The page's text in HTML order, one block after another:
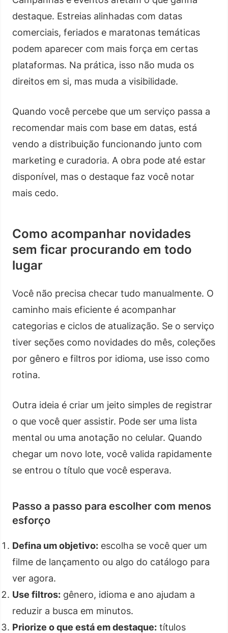
destaque. Estreias alinhadas com datas
comerciais, feriados e maratonas temáticas
podem aparecer com mais força em certas
plataformas. Na prática, isso não muda os
direitos em si, mas muda a visibilidade.
Quando você percebe que um serviço passa a
recomendar mais com base em datas, está
vendo a distribuição funcionando junto com
marketing e curadoria. A obra pode até estar
disponível, mas o destaque faz você notar
mais cedo.
Como acompanhar novidades
sem ficar procurando em todo
lugar
Você não precisa checar tudo manualmente. O
caminho mais eficiente é acompanhar
categorias e ciclos de atualização. Se o serviço
tiver seções como novidades do mês, coleções
por gênero e filtros por idioma, use isso como
rotina.
Outra ideia é criar um jeito simples de registrar
o que você quer assistir. Pode ser uma lista
mental ou uma anotação no celular. Quando
chegar um novo lote, você valida rapidamente
se entrou o título que você esperava.
Passo a passo para escolher com menos
esforço
Defina um objetivo: escolha se você quer um
filme de lançamento ou algo do catálogo para
ver agora.
Use filtros: gênero, idioma e ano ajudam a
reduzir a busca em minutos.
Priorize o que está em destaque: títulos